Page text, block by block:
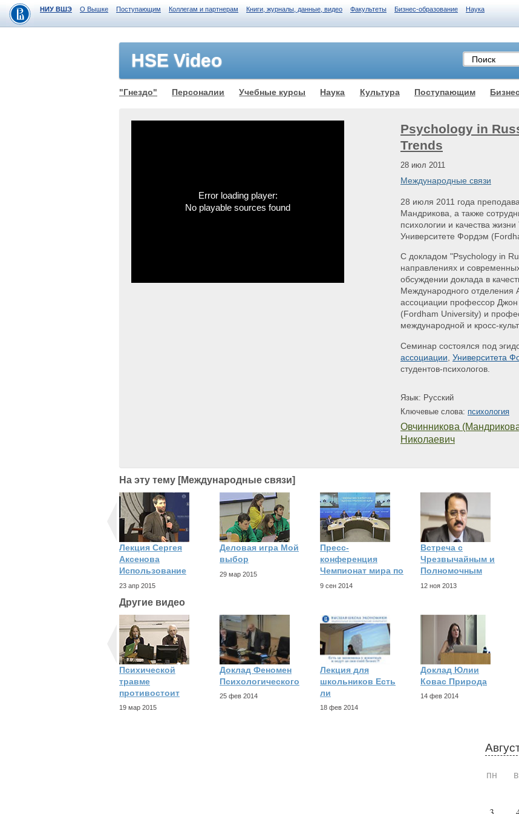
НИУ ВШЭ О Вышке Поступающим Коллегам и партнерам Книги, журналы, данные, видео Факультеты Бизнес-образование Наука
HSE Video
"Гнездо" Персоналии Учебные курсы Наука Культура Поступающим
Error loading player:
No playable sources found
Psychology in
Trends
28 июл 2011
Международные связи
28 июля 2011 года
Мандрикова, а также
психологии и качества
Университете Фордэм
C докладом "Psychology in
направлениях и
обсуждении доклада в
Международного отделения
ассоциации профессор
(Fordham University) и
международной и кросс-
Семинар состоялся под
ассоциации Университета
студентов-психологов.
Язык: Русский
Ключевые слова: психология
Овчинникова
Николаевич
На эту тему [Международные связи]
Лекция Сергея
Аксенова
Использование
23 апр 2015
Деловая игра Мой
выбор
29 мар 2015
Пресс-
конференция
Чемпионат мира по
9 сен 2014
Встреча с
Чрезвычайным и
Полномочным
12 ноя 2013
Другие видео
Психической
травме
противостоит
19 мар 2015
Доклад Феномен
Психологического
25 фев 2014
Лекция для
школьников Есть
ли
18 фев 2014
Доклад Юлии
Коваc Природа
14 фев 2014
пн